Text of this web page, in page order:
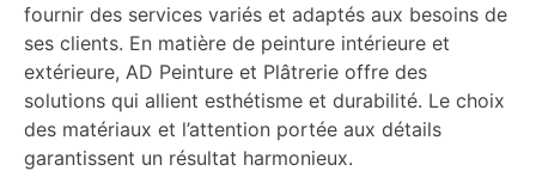
fournir des services variés et adaptés aux besoins de
ses clients. En matière de peinture intérieure et
extérieure, AD Peinture et Plâtrerie offre des
solutions qui allient esthétisme et durabilité. Le choix
des matériaux et l’attention portée aux détails
garantissent un résultat harmonieux.